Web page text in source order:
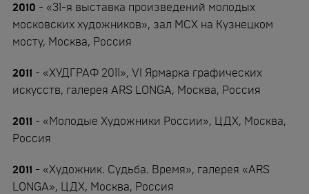
2010 - «31-я выставка произведений молодых
московских художников», зал МСХ на Кузнецком
мосту, Москва, Россия
2011 - «ХУДГРАФ 2011», VI Ярмарка графических
искусств, галерея ARS LONGA, Москва, Россия
2011 - «Молодые Художники России», ЦДХ, Москва,
Россия
2011 - «Художник. Судьба. Время», галерея «ARS
LONGA», ЦДХ, Москва, Россия